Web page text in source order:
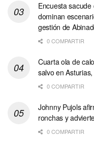
Encuesta
dominan
gestión de
0 COMPARTIR
Cuarta ola de
salvo en
0 COMPARTIR
Johnny Pujols
ronchas y
0 COMPARTIR